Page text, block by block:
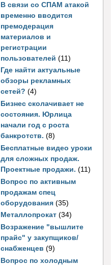
В связи со СПАМ атакой
временно вводится
премодерация
материалов и
регистрации
пользователей (11)
Где найти актуальные
обзоры рекламных
сетей? (4)
Бизнес сколачивает не
состояния. Юрлица
начали год с роста
банкротств. (8)
Бесплатные видео уроки
для сложных продаж.
Проектные продажи. (11)
Вопрос по активным
продажам спец
оборудования (35)
Металлопрокат (34)
Возражение "вышлите
прайс" у закупщиков/
снабженцев (9)
Вопрос по холодным